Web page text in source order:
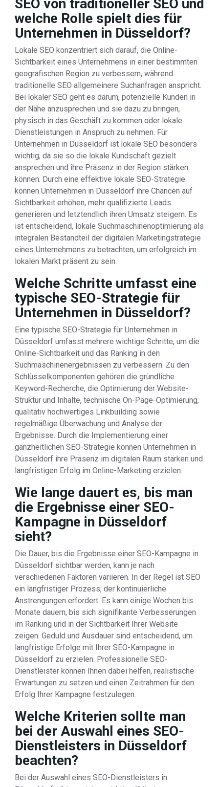
SEO von traditioneller SEO und
welche Rolle spielt dies für
Unternehmen in Düsseldorf?
Lokale SEO konzentriert sich darauf, die Online-
Sichtbarkeit eines Unternehmens in einer bestimmten
geografischen Region zu verbessern, während
traditionelle SEO allgemeinere Suchanfragen anspricht.
Bei lokaler SEO geht es darum, potenzielle Kunden in
der Nähe anzusprechen und sie dazu zu bringen,
physisch in das Geschäft zu kommen oder lokale
Dienstleistungen in Anspruch zu nehmen. Für
Unternehmen in Düsseldorf ist lokale SEO besonders
wichtig, da sie so die lokale Kundschaft gezielt
ansprechen und ihre Präsenz in der Region stärken
können. Durch eine effektive lokale SEO-Strategie
können Unternehmen in Düsseldorf ihre Chancen auf
Sichtbarkeit erhöhen, mehr qualifizierte Leads
generieren und letztendlich ihren Umsatz steigern. Es
ist entscheidend, lokale Suchmaschinenoptimierung als
integralen Bestandteil der digitalen Marketingstrategie
eines Unternehmens zu betrachten, um erfolgreich im
lokalen Markt präsent zu sein.
Welche Schritte umfasst eine
typische SEO-Strategie für
Unternehmen in Düsseldorf?
Eine typische SEO-Strategie für Unternehmen in
Düsseldorf umfasst mehrere wichtige Schritte, um die
Online-Sichtbarkeit und das Ranking in den
Suchmaschinenergebnissen zu verbessern. Zu den
Schlüsselkomponenten gehören die gründliche
Keyword-Recherche, die Optimierung der Website-
Struktur und Inhalte, technische On-Page-Optimierung,
qualitativ hochwertiges Linkbuilding sowie
regelmäßige Überwachung und Analyse der
Ergebnisse. Durch die Implementierung einer
ganzheitlichen SEO-Strategie können Unternehmen in
Düsseldorf ihre Präsenz im digitalen Raum stärken und
langfristigen Erfolg im Online-Marketing erzielen.
Wie lange dauert es, bis man
die Ergebnisse einer SEO-
Kampagne in Düsseldorf
sieht?
Die Dauer, bis die Ergebnisse einer SEO-Kampagne in
Düsseldorf sichtbar werden, kann je nach
verschiedenen Faktoren variieren. In der Regel ist SEO
ein langfristiger Prozess, der kontinuierliche
Anstrengungen erfordert. Es kann einige Wochen bis
Monate dauern, bis sich signifikante Verbesserungen
im Ranking und in der Sichtbarkeit Ihrer Website
zeigen. Geduld und Ausdauer sind entscheidend, um
langfristige Erfolge mit Ihrer SEO-Kampagne in
Düsseldorf zu erzielen. Professionelle SEO-
Dienstleister können Ihnen dabei helfen, realistische
Erwartungen zu setzen und einen Zeitrahmen für den
Erfolg Ihrer Kampagne festzulegen.
Welche Kriterien sollte man
bei der Auswahl eines SEO-
Dienstleisters in Düsseldorf
beachten?
Bei der Auswahl eines SEO-Dienstleisters in